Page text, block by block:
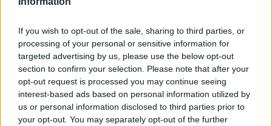
If you wish to opt-out of the sale, sharing to third parties, or
processing of your personal or sensitive information for
targeted advertising by us, please use the below opt-out
section to confirm your selection. Please note that after your
opt-out request is processed you may continue seeing
interest-based ads based on personal information utilized by
us or personal information disclosed to third parties prior to
your opt-out. You may separately opt-out of the further
Ευρωπαϊκή ασφάλεια
Η συμφωνία έχει σημασία και για την Ευρωπαϊκή
Ένωση. Στην Κύπρο η έννοια της ευρωπαϊκής
ασφάλειας αποκτά συγκεκριμένο έδαφος.
Το άρθρο 42 παράγραφος 7 της Συνθήκης για την